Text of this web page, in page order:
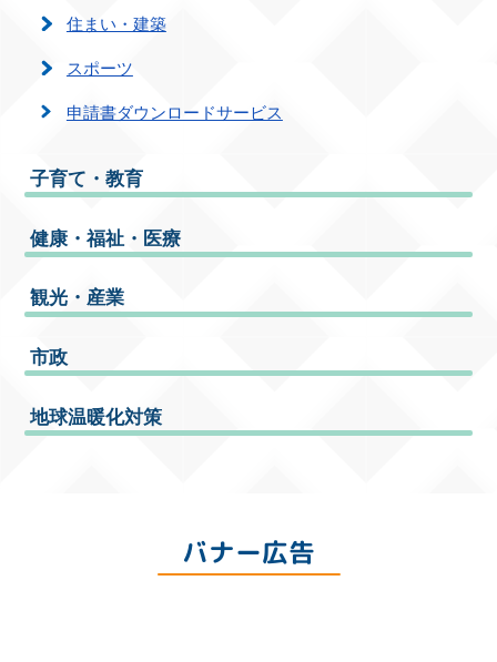
住まい・建築
スポーツ
申請書ダウンロードサービス
子育て・教育
健康・福祉・医療
観光・産業
市政
地球温暖化対策
バナー広告